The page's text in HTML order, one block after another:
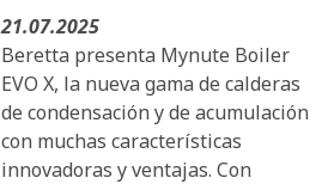
21.07.2025
Beretta presenta Mynute Boiler
EVO X, la nueva gama de calderas
de condensación y de acumulación
con muchas características
innovadoras y ventajas. Con